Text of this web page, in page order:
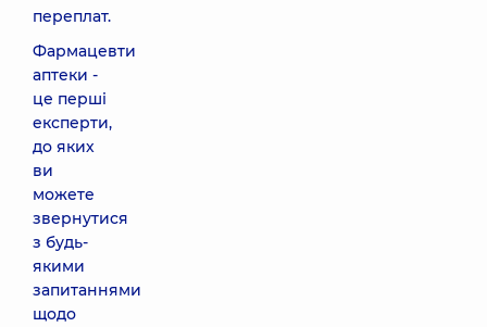
переплат.
Фармацевти
аптеки -
це перші
експерти,
до яких
ви
можете
звернутися
з будь-
якими
запитаннями
щодо